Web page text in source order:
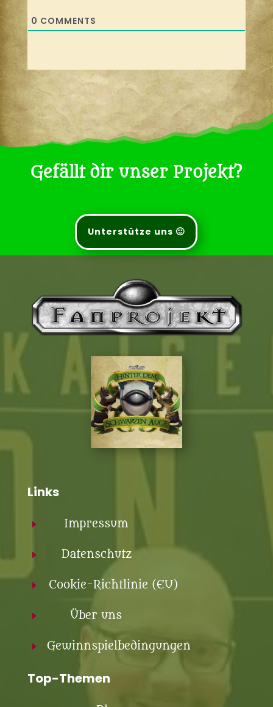
0 COMMENTS
Gefällt dir unser Projekt?
Unterstütze uns 🙂
Links
E Impressum
E Datenschutz
E Cookie-Richtlinie (EU)
E Über uns
E Gewinnspielbedingungen
Top-Themen